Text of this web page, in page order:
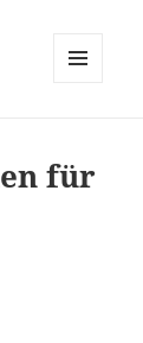
für